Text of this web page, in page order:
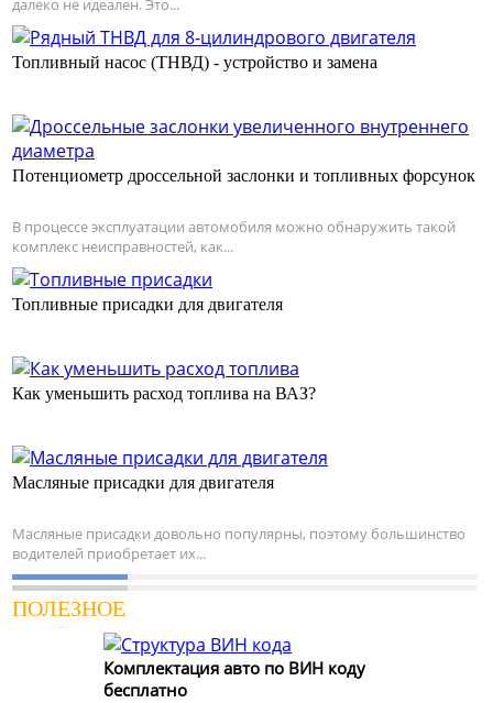
далеко не идеален. Это...
Топливный насос (ТНВД) - устройство и замена
Потенциометр дроссельной заслонки и топливных форсунок
В процессе эксплуатации автомобиля можно обнаружить такой
комплекс неисправностей, как...
Топливные присадки для двигателя
Как уменьшить расход топлива на ВАЗ?
Масляные присадки для двигателя
Масляные присадки довольно популярны, поэтому большинство
водителей приобретает их...
ПОЛЕЗНОЕ
Комплектация авто по ВИН коду
бесплатно